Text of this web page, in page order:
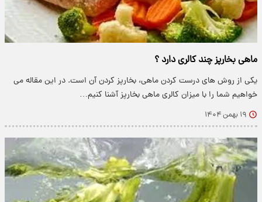
ماهی بخارپز چند کالری دارد ؟
یکی از روش های درست کردن ماهی، بخارپز کردن آن است. در این مقاله می
خواهیم شما را با میزان کالری ماهی بخارپز آشنا کنیم…
۱۹ بهمن ۱۴۰۴